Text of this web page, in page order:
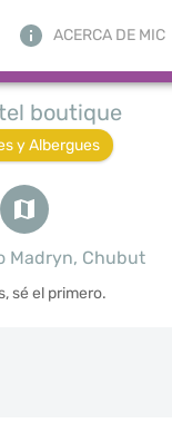
ACERCA DE MIC
boutique
y Albergues
Madryn, Chubut
sé el primero.